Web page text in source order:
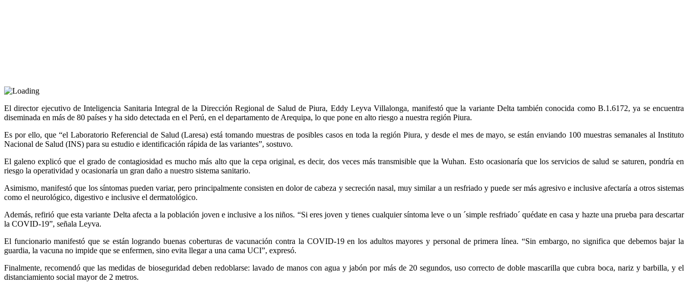
El director ejecutivo de Inteligencia Sanitaria Integral de la Dirección Regional de Salud de Piura, Eddy Leyva Villalonga, manifestó que la variante Delta también conocida como B.1.6172, ya se encuentra
diseminada en más de 80 países y ha sido detectada en el Perú, en el departamento de Arequipa, lo que pone en alto riesgo a nuestra región Piura.
Es por ello, que “el Laboratorio Referencial de Salud (Laresa) está tomando muestras de posibles casos en toda la región Piura, y desde el mes de mayo, se están enviando 100 muestras semanales al Instituto
Nacional de Salud (INS) para su estudio e identificación rápida de las variantes”, sostuvo.
El galeno explicó que el grado de contagiosidad es mucho más alto que la cepa original, es decir, dos veces más transmisible que la Wuhan. Esto ocasionaría que los servicios de salud se saturen, pondría en
riesgo la operatividad y ocasionaría un gran daño a nuestro sistema sanitario.
Asimismo, manifestó que los síntomas pueden variar, pero principalmente consisten en dolor de cabeza y secreción nasal, muy similar a un resfriado y puede ser más agresivo e inclusive afectaría a otros sistemas
como el neurológico, digestivo e inclusive el dermatológico.
Además, refirió que esta variante Delta afecta a la población joven e inclusive a los niños. “Si eres joven y tienes cualquier síntoma leve o un ´simple resfriado´ quédate en casa y hazte una prueba para descartar
la COVID-19”, señala Leyva.
El funcionario manifestó que se están logrando buenas coberturas de vacunación contra la COVID-19 en los adultos mayores y personal de primera línea. “Sin embargo, no significa que debemos bajar la
guardia, la vacuna no impide que se enfermen, sino evita llegar a una cama UCI”, expresó.
Finalmente, recomendó que las medidas de bioseguridad deben redoblarse: lavado de manos con agua y jabón por más de 20 segundos, uso correcto de doble mascarilla que cubra boca, nariz y barbilla, y el
distanciamiento social mayor de 2 metros.